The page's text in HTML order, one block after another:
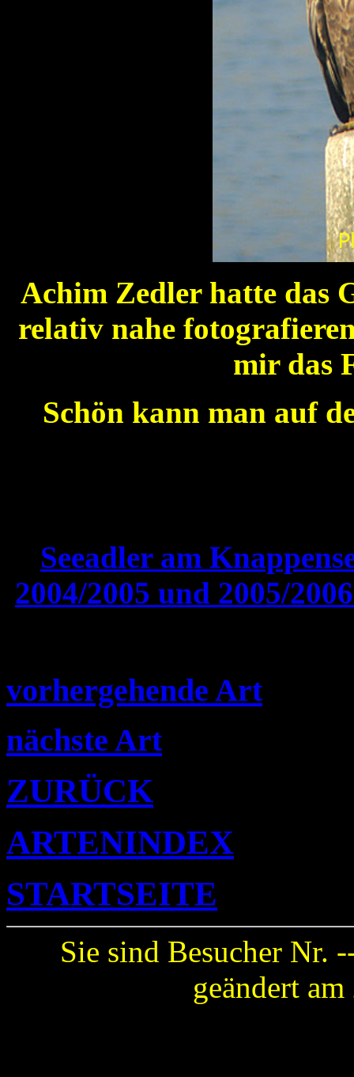
Achim Zedler hatte das
relativ nahe
mir das
Schön kann man auf
Seeadler am
2004/2005 und 2005/200
vorhergehende Art
nächste Art
ZURÜCK
ARTENINDEX
STARTSEITE
Sie sind Besucher Nr.
geändert